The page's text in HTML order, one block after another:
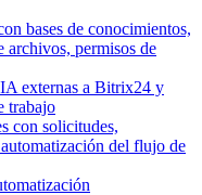
bases de conocimientos,
archivos, permisos de
externas a Bitrix24 y
trabajo
con solicitudes,
del flujo de